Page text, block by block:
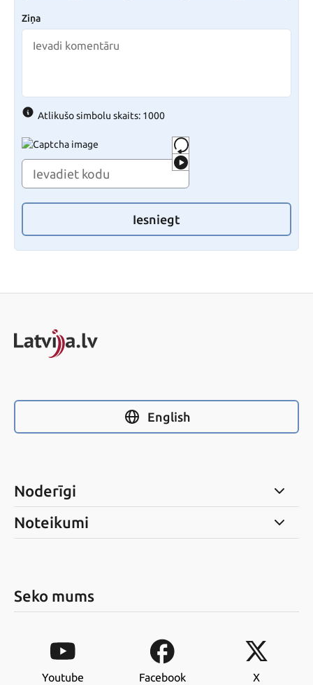
Ziņa
Atlikušo simbolu skaits: 1000
Iesniegt
English
Noderīgi
Noteikumi
Seko mums
Youtube Facebook X